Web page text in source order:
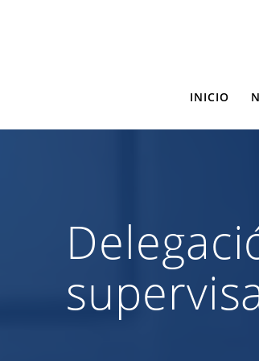
INICIO